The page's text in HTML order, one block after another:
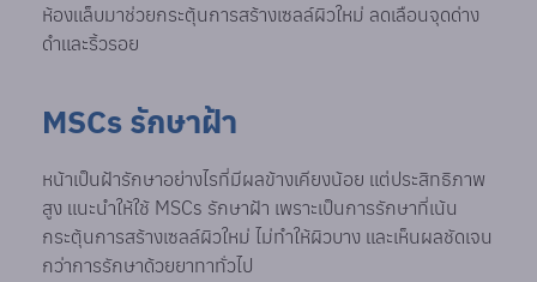
ห้องแล็บมาช่วยกระตุ้นการสร้างเซลล์ผิวใหม่ ลดเลือนจุดด่าง
ดำและริ้วรอย
MSCs รักษาฝ้า
หน้าเป็นฝ้ารักษาอย่างไรที่มีผลข้างเคียงน้อย แต่ประสิทธิภาพ
สูง แนะนำให้ใช้ MSCs รักษาฝ้า เพราะเป็นการรักษาที่เน้น
กระตุ้นการสร้างเซลล์ผิวใหม่ ไม่ทำให้ผิวบาง และเห็นผลชัดเจน
กว่าการรักษาด้วยยาทาทั่วไป